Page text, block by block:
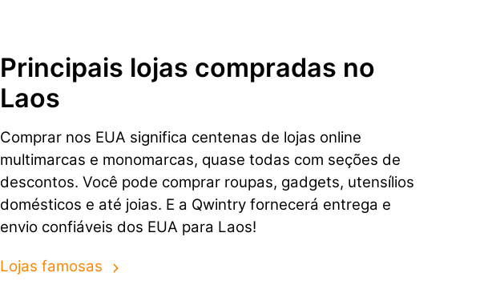
Principais lojas compradas no
Laos
Comprar nos EUA significa centenas de lojas online
multimarcas e monomarcas, quase todas com seções de
descontos. Você pode comprar roupas, gadgets, utensílios
domésticos e até joias. E a Qwintry fornecerá entrega e
envio confiáveis dos EUA para Laos!
Lojas famosas